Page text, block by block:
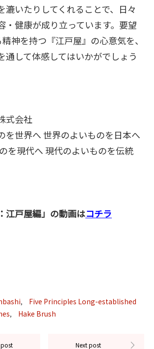
漉いたりしてくれることで、日々
・健康が成り立っています。要望
神を持つ『江戸屋』の心意気を、
通して体感してはいかがでしょう
式会社
を世界へ 世界のよいものを日本へ
を現代へ 現代のよいものを伝統
江戸屋編」の動画はコチラ
,
Five Principles Long-established
, Hake Brush